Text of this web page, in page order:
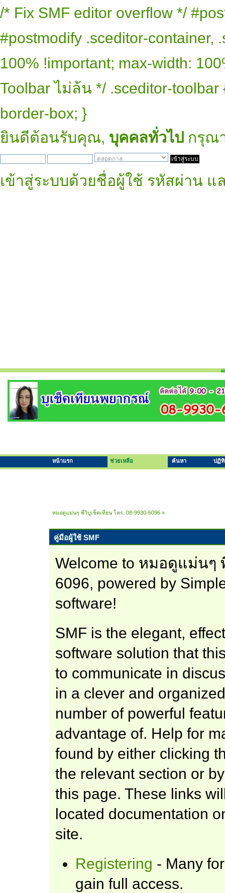
/* Fix SMF editor overflow */
#postmodify .sceditor-container,
100% !important; max-width:
Toolbar ไม่ล้น */ .sceditor-
border-box; }
ยินดีต้อนรับคุณ, บุคคลทั่วไป กรุณ
เข้าสู่ระบบด้วยชื่อผู้ใช้ รหัสผ่าน แ
หน้าแรก ช่วยเหลือ ค้นหา ปฏิ
หมอดูแม่นๆ พี่วิบูเช็คเทียน โทร. 08-9930-6096 »
คู่มือผู้ใช้ SMF
Welcome to หมอดูแม่นๆ
6096, powered by
software!
SMF is the elegant,
software solution that
to communicate in
in a clever and
number of powerful
advantage of. Help for
found by either clicking
the relevant section or
this page. These links
located documentation
site.
Registering - Many
gain full access.